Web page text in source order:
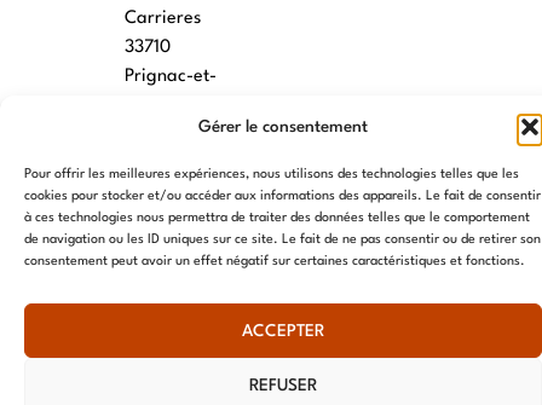
Gérer le consentement
Pour offrir les meilleures expériences, nous utilisons des technologies telles que les
cookies pour stocker et/ou accéder aux informations des appareils. Le fait de consentir
à ces technologies nous permettra de traiter des données telles que le comportement
de navigation ou les ID uniques sur ce site. Le fait de ne pas consentir ou de retirer son
consentement peut avoir un effet négatif sur certaines caractéristiques et fonctions.
ACCEPTER
REFUSER
Carrieres
33710
Prignac-et-
7 rue des
écoles
34790
© AME 2024, tous droits réservés